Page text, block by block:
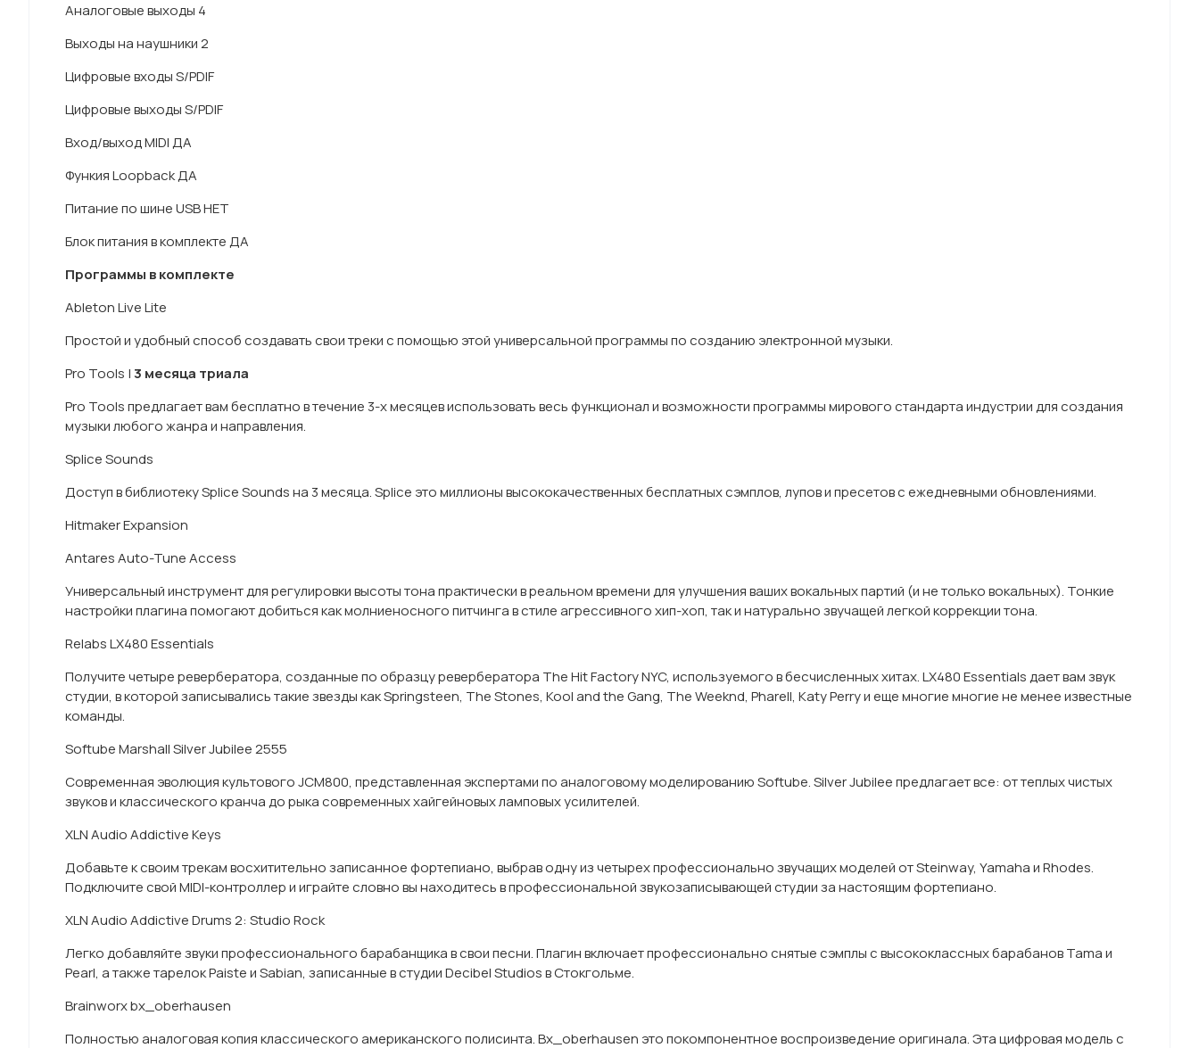
Аналоговые выходы 4
Выходы на наушники 2
Цифровые входы S/PDIF
Цифровые выходы S/PDIF
Вход/выход MIDI ДА
Функия Loopback ДА
Питание по шине USB НЕТ
Блок питания в комплекте ДА
Программы в комплекте
Ableton Live Lite
Простой и удобный способ создавать свои треки с помощью этой универсальной программы по созданию электронной музыки.
Pro Tools |3 месяца триала
Pro Tools предлагает вам бесплатно в течение 3-х месяцев использовать весь функционал и возможности программы мирового стандарта индустрии для создания
музыки любого жанра и направления.
Splice Sounds
Доступ в библиотеку Splice Sounds на 3 месяца. Splice это миллионы высококачественных бесплатных сэмплов, лупов и пресетов с ежедневными обновлениями.
Hitmaker Expansion
Antares Auto-Tune Access
Универсальный инструмент для регулировки высоты тона практически в реальном времени для улучшения ваших вокальных партий (и не только вокальных). Тонкие
настройки плагина помогают добиться как молниеносного питчинга в стиле агрессивного хип-хоп, так и натурально звучащей легкой коррекции тона.
Relabs LX480 Essentials
Получите четыре ревербератора, созданные по образцу ревербератора The Hit Factory NYC, используемого в бесчисленных хитах. LX480 Essentials дает вам звук
студии, в которой записывались такие звезды как Springsteen, The Stones, Kool and the Gang, The Weeknd, Pharell, Katy Perry и еще многие многие не менее известные
команды.
Softube Marshall Silver Jubilee 2555
Современная эволюция культового JCM800, представленная экспертами по аналоговому моделированию Softube. Silver Jubilee предлагает все: от теплых чистых
звуков и классического кранча до рыка современных хайгейновых ламповых усилителей.
XLN Audio Addictive Keys
Добавьте к своим трекам восхитительно записанное фортепиано, выбрав одну из четырех профессионально звучащих моделей от Steinway, Yamaha и Rhodes.
Подключите свой MIDI-контроллер и играйте словно вы находитесь в профессиональной звукозаписывающей студии за настоящим фортепиано.
XLN Audio Addictive Drums 2: Studio Rock
Легко добавляйте звуки профессионального барабанщика в свои песни. Плагин включает профессионально снятые сэмплы с высококлассных барабанов Tama и
Pearl, а также тарелок Paiste и Sabian, записанные в студии Decibel Studios в Стокгольме.
Brainworx bx_oberhausen
Полностью аналоговая копия классического американского полисинта. Bx_oberhausen это покомпонентное воспроизведение оригинала. Эта цифровая модель с